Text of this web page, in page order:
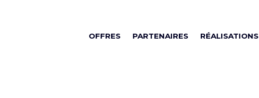
OFFRES PARTENAIRES RÉALISATIONS